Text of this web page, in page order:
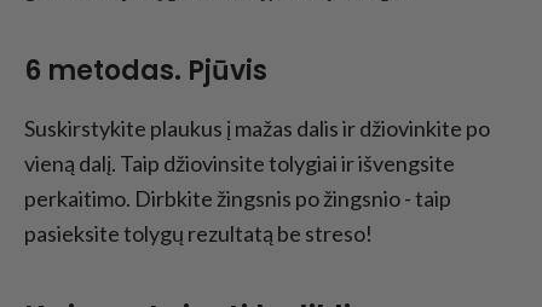
6 metodas. Pjūvis
Suskirstykite plaukus į mažas dalis ir džiovinkite po
vieną dalį. Taip džiovinsite tolygiai ir išvengsite
perkaitimo. Dirbkite žingsnis po žingsnio - taip
pasieksite tolygų rezultatą be streso!